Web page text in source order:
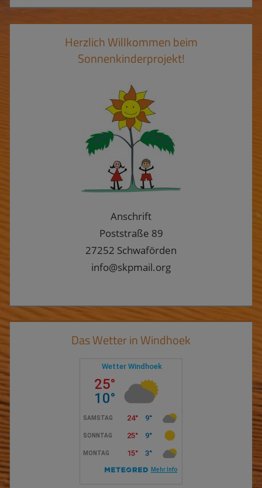
Herzlich Willkommen beim
Sonnenkinderprojekt!
Anschrift
Poststraße 89
27252 Schwaförden
info@skpmail.org
Das Wetter in Windhoek